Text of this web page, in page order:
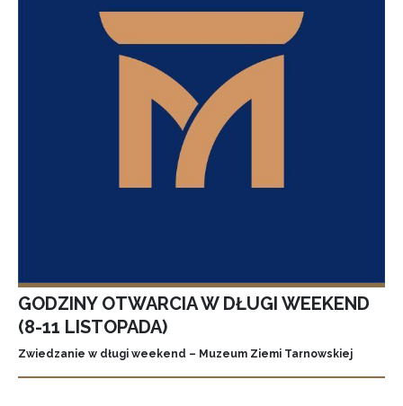
GODZINY OTWARCIA W DŁUGI WEEKEND
(8-11 LISTOPADA)
Zwiedzanie w długi weekend – Muzeum Ziemi Tarnowskiej